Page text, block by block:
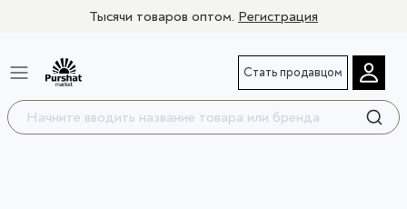
Тысячи товаров оптом. Регистрация
Стать продавцом